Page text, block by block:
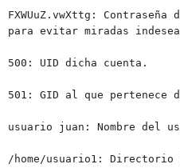
FXWUuZ.vwXttg:
para evitar miradas
500: UID dicha cuenta.
501: GID al que pertenece
usuario juan: Nombre del
/home/usuario1: Directorio